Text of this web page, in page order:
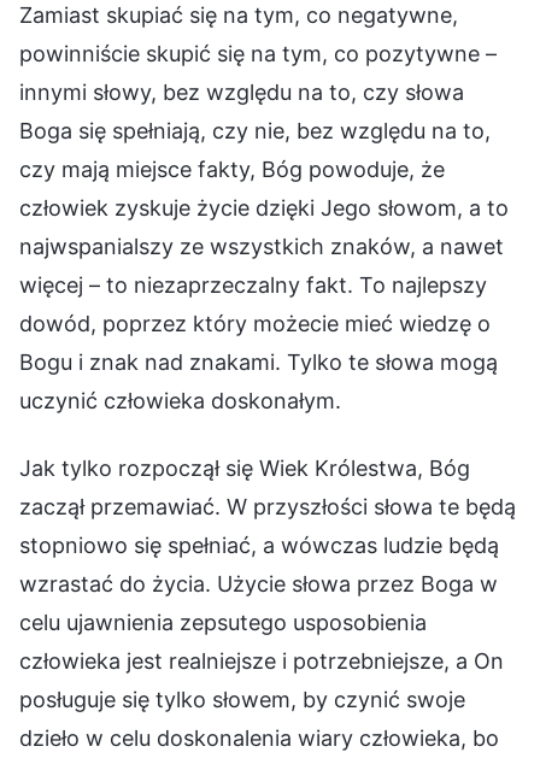
Zamiast skupiać się na tym, co negatywne,
powinniście skupić się na tym, co pozytywne –
innymi słowy, bez względu na to, czy słowa
Boga się spełniają, czy nie, bez względu na to,
czy mają miejsce fakty, Bóg powoduje, że
człowiek zyskuje życie dzięki Jego słowom, a to
najwspanialszy ze wszystkich znaków, a nawet
więcej – to niezaprzeczalny fakt. To najlepszy
dowód, poprzez który możecie mieć wiedzę o
Bogu i znak nad znakami. Tylko te słowa mogą
uczynić człowieka doskonałym.
Jak tylko rozpoczął się Wiek Królestwa, Bóg
zaczął przemawiać. W przyszłości słowa te będą
stopniowo się spełniać, a wówczas ludzie będą
wzrastać do życia. Użycie słowa przez Boga w
celu ujawnienia zepsutego usposobienia
człowieka jest realniejsze i potrzebniejsze, a On
posługuje się tylko słowem, by czynić swoje
dzieło w celu doskonalenia wiary człowieka, bo